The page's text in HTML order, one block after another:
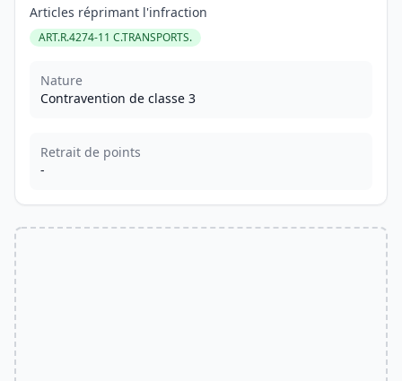
Articles réprimant l'infraction
ART.R.4274-11 C.TRANSPORTS.
Nature
Contravention de classe 3
Retrait de points
-